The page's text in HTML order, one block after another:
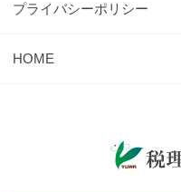
プライバシーポリシー
HOME